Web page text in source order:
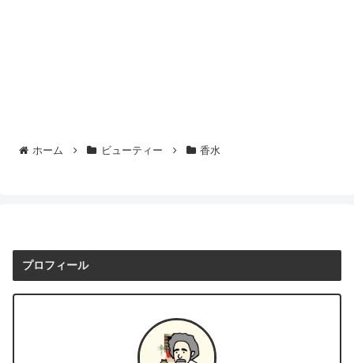
ホーム ビューティー 香水
プロフィール